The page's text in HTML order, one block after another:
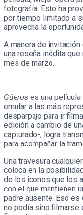
fotografía. Esto ha
por tiempo limitado a
aprovecha la
A manera de
una reseña inédita
mes de marzo.
Güeros es una película
emular a las más
desparpajo para ir
edición a cambio de
capturado-, logra
para acompañar la
Una travesura
coloca en la
de los iconos que los
con el que mantienen
padre ausente. Eso es
no podía sino filmarse